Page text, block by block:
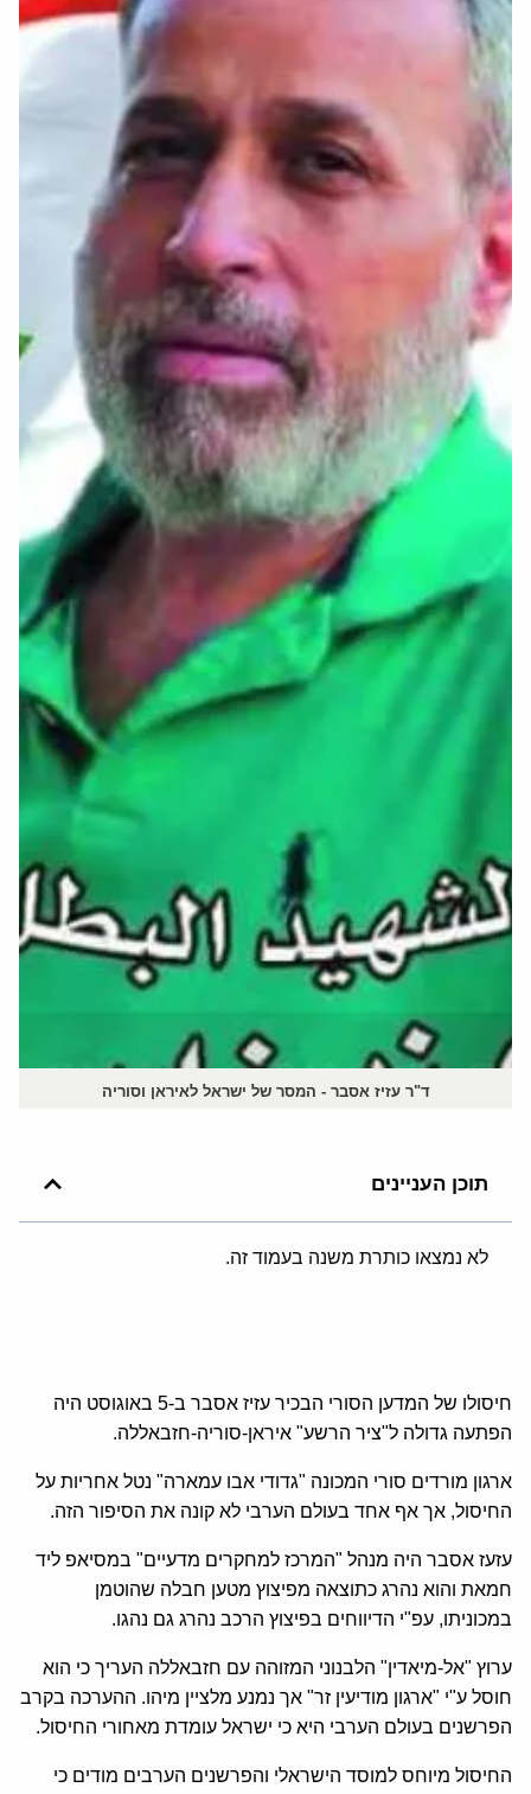
ד"ר עזיז אסבר - המסר של ישראל לאיראן וסוריה
תוכן העניינים
לא נמצאו כותרת משנה בעמוד זה.
חיסולו של המדען הסורי הבכיר עזיז אסבר ב-5 באוגוסט היה
הפתעה גדולה ל"ציר הרשע" איראן-סוריה-חזבאללה.
ארגון מורדים סורי המכונה "גדודי אבו עמארה" נטל אחריות על
החיסול, אך אף אחד בעולם הערבי לא קונה את הסיפור הזה.
עזעז אסבר היה מנהל "המרכז למחקרים מדעיים" במסיאפ ליד
חמאת והוא נהרג כתוצאה מפיצוץ מטען חבלה שהוטמן
במכוניתו, עפ"י הדיווחים בפיצוץ הרכב נהרג גם נהגו.
ערוץ "אל-מיאדין" הלבנוני המזוהה עם חזבאללה העריך כי הוא
חוסל ע"י "ארגון מודיעין זר" אך נמנע מלציין מיהו. ההערכה בקרב
הפרשנים בעולם הערבי היא כי ישראל עומדת מאחורי החיסול.
החיסול מיוחס למוסד הישראלי והפרשנים הערבים מודים כי